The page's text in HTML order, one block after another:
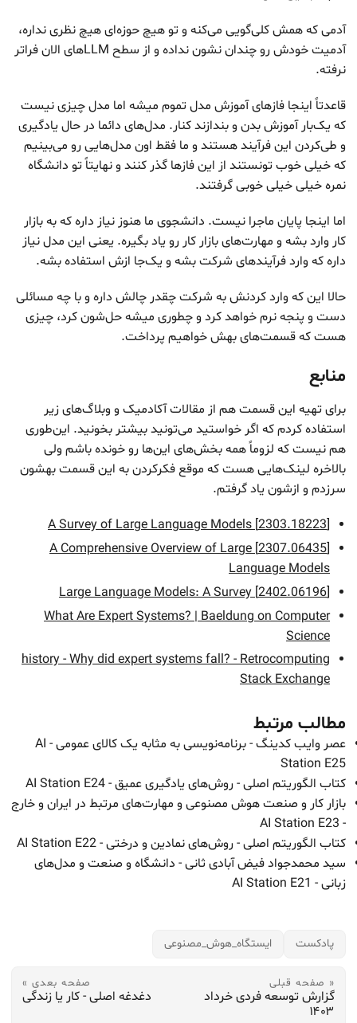
آدمی که همش کلی‌گویی می‌کنه و تو هیچ حوزه‌ای هیچ نظری نداره،
آدمیت خودش رو چندان نشون نداده و از سطح LLMهای الان فراتر
نرفته.
قاعدتاً اینجا فازهای آموزش مدل تموم میشه اما مدل چیزی نیست
که یک‌بار آموزش بدن و بندازند کنار. مدل‌های دائما در حال یادگیری
و طی‌کردن این فرآیند هستند و ما فقط اون‌ مدل‌هایی رو می‌بینیم
که خیلی خوب تونستند از این فازها گذر کنند و نهایتاً تو دانشگاه
نمره خیلی خیلی خوبی گرفتند.
اما اینجا پایان ماجرا نیست. دانشجوی ما هنوز نیاز داره که به بازار
کار وارد بشه و مهارت‌های بازار کار رو یاد بگیره. یعنی این مدل نیاز
داره که وارد فرآیندهای شرکت بشه و یک‌جا ازش استفاده بشه.
حالا این که وارد کردنش به شرکت چقدر چالش داره و با چه مسائلی
دست و پنجه نرم‌ خواهد کرد و چطوری میشه حل‌شون کرد، چیزی
هست که قسمت‌های بهش خواهیم پرداخت.
منابع
برای تهیه این قسمت هم از مقالات آکادمیک و وبلاگ‌های زیر
استفاده کردم که اگر خواستید می‌تونید بیشتر بخونید. این‌طوری
هم نیست که لزوماً همه بخش‌های این‌ها رو خونده باشم ولی
بالاخره لینک‌هایی هست که موقع فکرکردن به این قسمت بهشون
سرزدم و ازشون یاد گرفتم.
[2303.18223] A Survey of Large Language Models
[2307.06435] A Comprehensive Overview of Large
Language Models
[2402.06196] Large Language Models: A Survey
What Are Expert Systems? | Baeldung on Computer
Science
history - Why did expert systems fall? - Retrocomputing
Stack Exchange
مطالب مرتبط
عصر وایب کدینگ - برنامه‌نویسی به مثابه یک کالای عمومی - AI
Station E25
کتاب الگوریتم اصلی - روش‌های یادگیری عمیق - AI Station E24
بازار کار و صنعت هوش مصنوعی و مهارت‌های مرتبط در ایران و خارج
- AI Station E23
کتاب الگوریتم اصلی - روش‌های نمادین و درختی - AI Station E22
سید محمدجواد فیض آبادی ثانی - دانشگاه و صنعت و مدل‌های
زبانی - AI Station E21
پادکست ایستگاه_هوش_مصنوعی
« صفحه قبلی
گزارش توسعه فردی خرداد
۱۴۰۳
صفحه بعدی »
دغدغه اصلی - کار یا زندگی